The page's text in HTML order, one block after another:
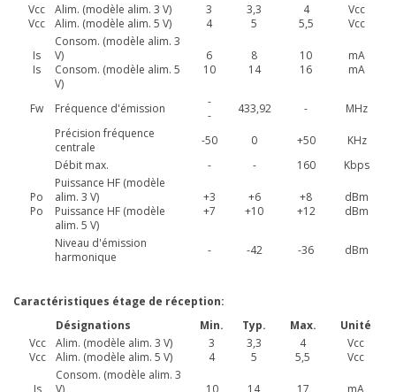
Vcc
Vcc
Alim. (modèle alim. 3 V)
Alim. (modèle alim. 5 V)
3
4
3,3
5
4
5,5
Vcc
Vcc
Is
Is
Consom. (modèle alim. 3
V)
Consom. (modèle alim. 5
V)
6
10
8
14
10
16
mA
mA
Fw Fréquence d'émission
-
-
433,92 -
MHz
Précision fréquence
centrale
-50 0 +50
KHz
Débit max.
- - 160 Kbps
Po
Po
Puissance HF (modèle
alim. 3 V)
Puissance HF (modèle
alim. 5 V)
+3
+7
+6
+10
+8
+12
dBm
dBm
Niveau d'émission
harmonique
- -42 -36 dBm
Caractéristiques étage de réception:
Désignations
Min. Typ. Max.
Unité
Vcc
Vcc
Alim. (modèle alim. 3 V)
Alim. (modèle alim. 5 V)
3
4
3,3
5
4
5,5
Vcc
Vcc
Consom. (modèle alim. 3